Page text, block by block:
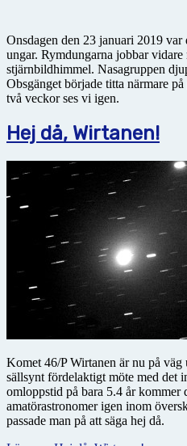
Onsdagen den 23 januari 2019
ungar. Rymdungarna jobbar vidare
stjärnbildhimmel. Nasagruppen
Obsgänget började titta närmare
två veckor ses vi igen.
Hej då, Wirtanen!
Komet 46/P Wirtanen är nu på väg
sällsynt fördelaktigt möte med det
omloppstid på bara 5.4 år
amatörastronomer igen inom
passade man på att säga hej då.